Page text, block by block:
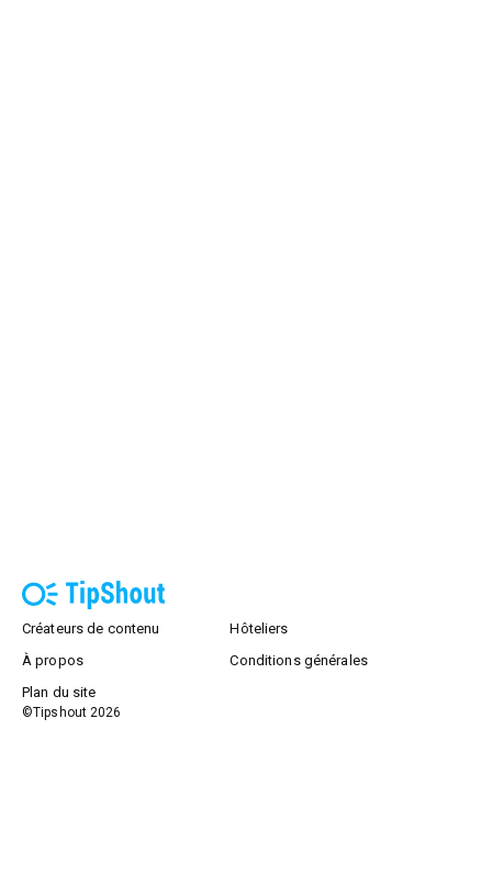
Créateurs de contenu
Hôteliers
À propos
Conditions générales
Plan du site
©Tipshout 2026